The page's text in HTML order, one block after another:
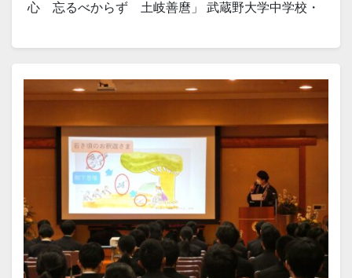
心 忘るべからず 土岐善麿」 武蔵野大学中学校・